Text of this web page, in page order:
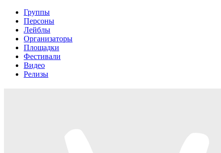
Группы
Персоны
Лейблы
Организаторы
Площадки
Фестивали
Видео
Релизы